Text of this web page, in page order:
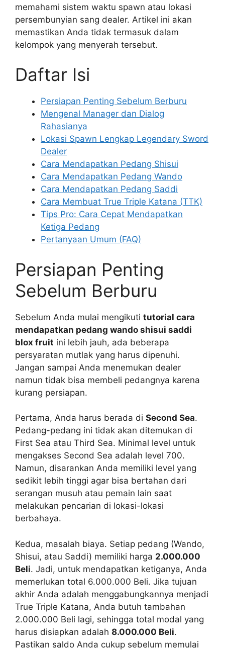
memahami sistem waktu spawn atau lokasi
persembunyian sang dealer. Artikel ini akan
memastikan Anda tidak termasuk dalam
kelompok yang menyerah tersebut.
Daftar Isi
Persiapan Penting Sebelum Berburu
Mengenal Manager dan Dialog
Rahasianya
Lokasi Spawn Lengkap Legendary Sword
Dealer
Cara Mendapatkan Pedang Shisui
Cara Mendapatkan Pedang Wando
Cara Mendapatkan Pedang Saddi
Cara Membuat True Triple Katana (TTK)
Tips Pro: Cara Cepat Mendapatkan
Ketiga Pedang
Pertanyaan Umum (FAQ)
Persiapan Penting
Sebelum Berburu
Sebelum Anda mulai mengikuti tutorial cara
mendapatkan pedang wando shisui saddi
blox fruit ini lebih jauh, ada beberapa
persyaratan mutlak yang harus dipenuhi.
Jangan sampai Anda menemukan dealer
namun tidak bisa membeli pedangnya karena
kurang persiapan.
Pertama, Anda harus berada di Second Sea.
Pedang-pedang ini tidak akan ditemukan di
First Sea atau Third Sea. Minimal level untuk
mengakses Second Sea adalah level 700.
Namun, disarankan Anda memiliki level yang
sedikit lebih tinggi agar bisa bertahan dari
serangan musuh atau pemain lain saat
melakukan pencarian di lokasi-lokasi
berbahaya.
Kedua, masalah biaya. Setiap pedang (Wando,
Shisui, atau Saddi) memiliki harga 2.000.000
Beli. Jadi, untuk mendapatkan ketiganya, Anda
memerlukan total 6.000.000 Beli. Jika tujuan
akhir Anda adalah menggabungkannya menjadi
True Triple Katana, Anda butuh tambahan
2.000.000 Beli lagi, sehingga total modal yang
harus disiapkan adalah 8.000.000 Beli.
Pastikan saldo Anda cukup sebelum memulai